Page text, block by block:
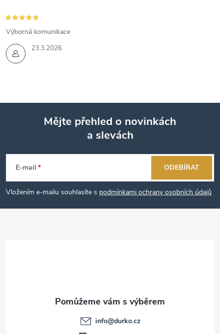
23.3.2026
Výborná komunikace
p
a
Mějte přehled o novinkách
a slevách
E-mail
Vložením e-mailu souhlasíte s podmínkami ochrany osobních údajů
ODEBÍRAT
info@durko.cz